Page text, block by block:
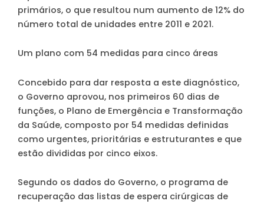
primários, o que resultou num aumento de 12% do
número total de unidades entre 2011 e 2021.
Um plano com 54 medidas para cinco áreas
Concebido para dar resposta a este diagnóstico,
o Governo aprovou, nos primeiros 60 dias de
funções, o Plano de Emergência e Transformação
da Saúde, composto por 54 medidas definidas
como urgentes, prioritárias e estruturantes e que
estão divididas por cinco eixos.
Segundo os dados do Governo, o programa de
recuperação das listas de espera cirúrgicas de